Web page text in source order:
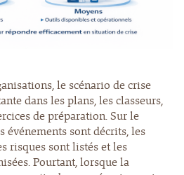
le scénario de crise
dans les plans, les classeurs,
de préparation. Sur le
événements sont décrits, les
risques sont listés et les
Pourtant, lorsque la